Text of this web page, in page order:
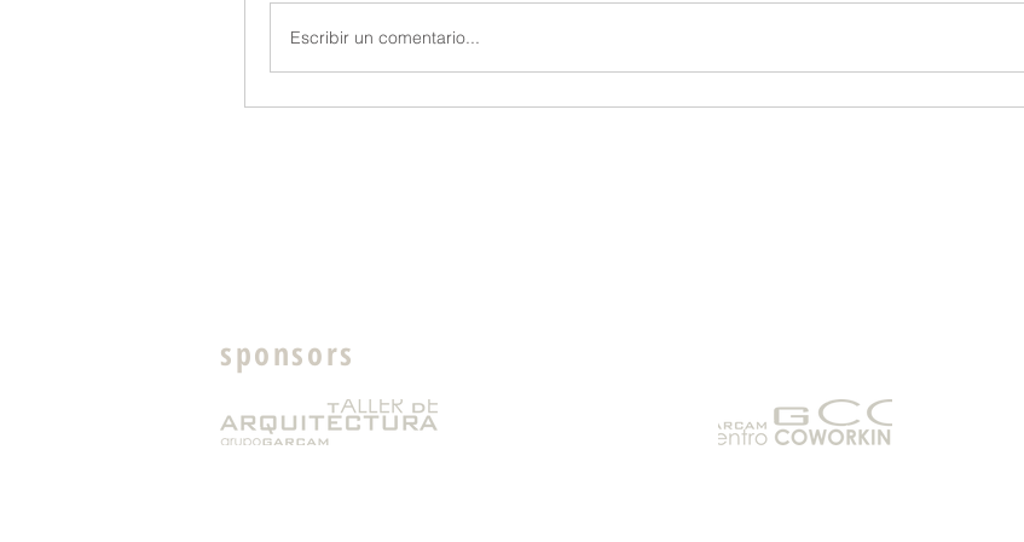
Escribir un comentario...
sponsors